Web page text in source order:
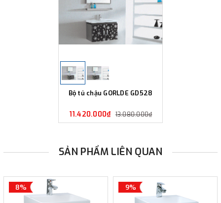
Bộ tủ chậu GORLDE GD528
11.420.000₫ 13.080.000₫
SẢN PHẨM LIÊN QUAN
8% 9%